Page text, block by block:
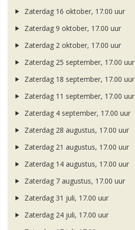
Zaterdag 16 oktober, 17.00 uur
Zaterdag 9 oktober, 17.00 uur
Zaterdag 2 oktober, 17.00 uur
Zaterdag 25 september, 17.00 uur
Zaterdag 18 september, 17.00 uur
Zaterdag 11 september, 17.00 uur
Zaterdag 4 september, 17.00 uur
Zaterdag 28 augustus, 17.00 uur
Zaterdag 21 augustus, 17.00 uur
Zaterdag 14 augustus, 17.00 uur
Zaterdag 7 augustus, 17.00 uur
Zaterdag 31 juli, 17.00 uur
Zaterdag 24 juli, 17.00 uur